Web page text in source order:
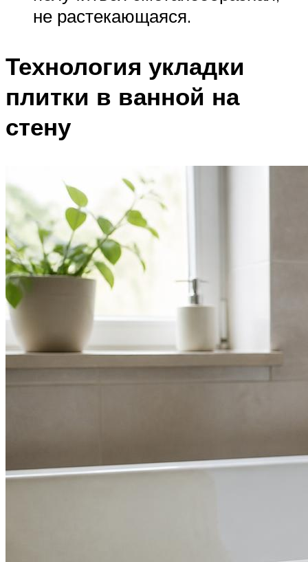
не растекающаяся.
Технология укладки
плитки в ванной на
стену